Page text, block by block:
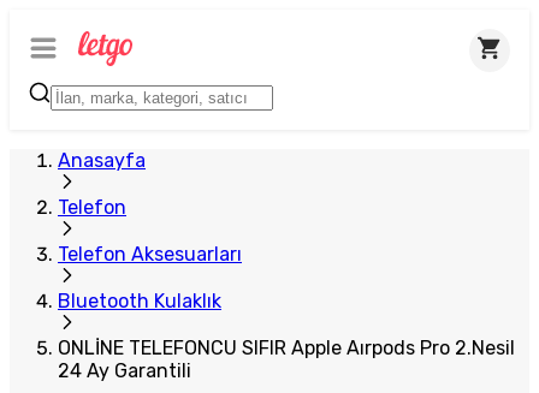
Anasayfa
Telefon
Telefon Aksesuarları
Bluetooth Kulaklık
ONLİNE TELEFONCU SIFIR Apple Aırpods Pro 2.Nesil
24 Ay Garantili
Plus Satıcı